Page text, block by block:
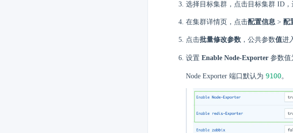
选择目标集群，点击目标集群 ID，
在集群详情页，点击配置信息 > 配
点击批量修改参数 ，公共参数值进
设置 Enable Node-Exporter 参数值
Node Exporter 端口默认为 9100。